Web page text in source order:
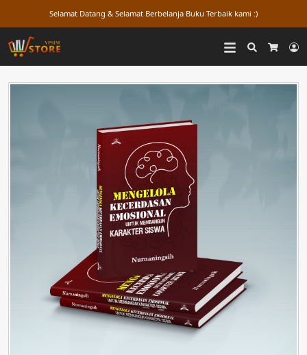
Selamat Datang & Selamat Berbelanja Buku Terbaik kami :)
Search